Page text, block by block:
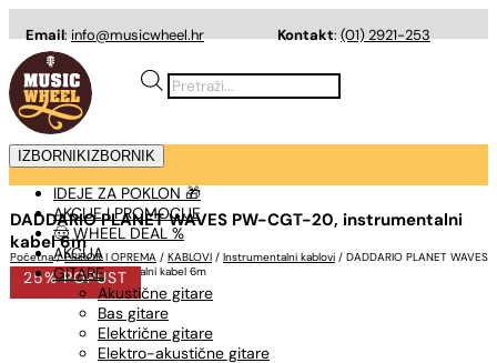
Email:info@musicwheel.hr Kontakt:(01) 2921-253
Products
search
IZBORNIK IZBORNIK
IDEJE ZA POKLON 🎁
AKCIJE I PROMOCIJE
🤠 WHEEL DEAL %
AKCIJA
GITARE
Akustične gitare
Bas gitare
Električne gitare
Elektro-akustične gitare
DADDARIO PLANET WAVES PW-CGT-20, instrumentalni
kabel 6m
Početna/PRIBOR I OPREMA / KABLOVI / Instrumentalni kablovi / DADDARIO PLANET WAVES
PW-CGT-20, instrumentalni kabel 6m
25% POPUST